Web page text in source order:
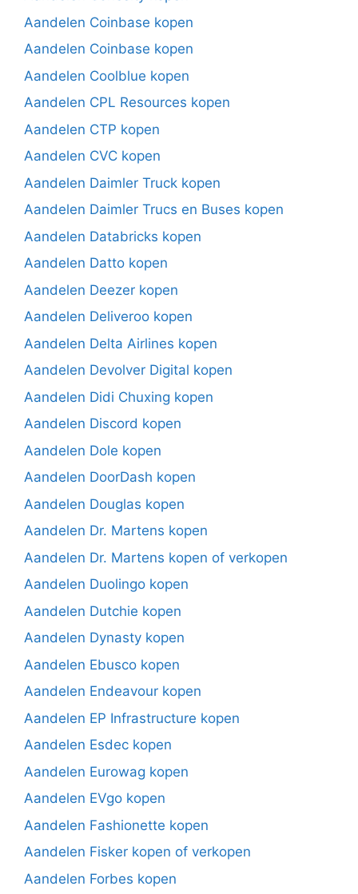
Aandelen Coinbase kopen
Aandelen Coinbase kopen
Aandelen Coolblue kopen
Aandelen CPL Resources kopen
Aandelen CTP kopen
Aandelen CVC kopen
Aandelen Daimler Truck kopen
Aandelen Daimler Trucs en Buses kopen
Aandelen Databricks kopen
Aandelen Datto kopen
Aandelen Deezer kopen
Aandelen Deliveroo kopen
Aandelen Delta Airlines kopen
Aandelen Devolver Digital kopen
Aandelen Didi Chuxing kopen
Aandelen Discord kopen
Aandelen Dole kopen
Aandelen DoorDash kopen
Aandelen Douglas kopen
Aandelen Dr. Martens kopen
Aandelen Dr. Martens kopen of verkopen
Aandelen Duolingo kopen
Aandelen Dutchie kopen
Aandelen Dynasty kopen
Aandelen Ebusco kopen
Aandelen Endeavour kopen
Aandelen EP Infrastructure kopen
Aandelen Esdec kopen
Aandelen Eurowag kopen
Aandelen EVgo kopen
Aandelen Fashionette kopen
Aandelen Fisker kopen of verkopen
Aandelen Forbes kopen